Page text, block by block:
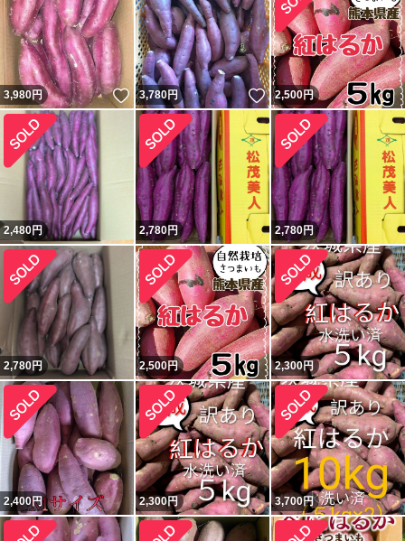
3,980円 いいね！
3,780円 いいね！
2,500円
2,480円 2,780円 2,780円
2,780円 2,500円 2,300円
2,400円 2,300円 3,700円